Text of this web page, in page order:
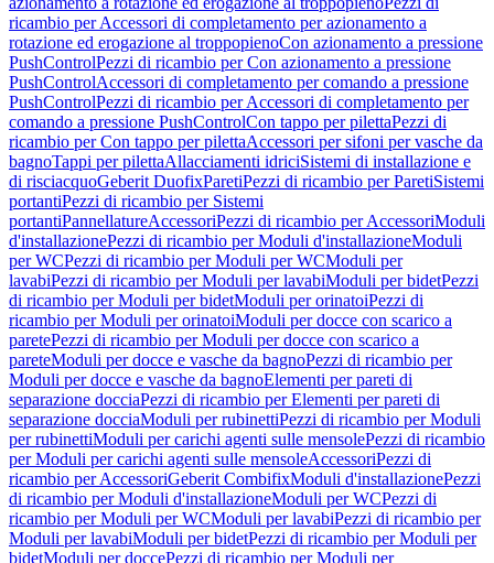
ricambio per Accessori di completamento per azionamento a
rotazione ed erogazione al troppopienoCon azionamento a pressione
PushControlPezzi di ricambio per Con azionamento a pressione
PushControlAccessori di completamento per comando a pressione
PushControlPezzi di ricambio per Accessori di completamento per
comando a pressione PushControlCon tappo per pilettaPezzi di
ricambio per Con tappo per pilettaAccessori per sifoni per vasche da
bagnoTappi per pilettaAllacciamenti idriciSistemi di installazione e
di risciacquoGeberit DuofixParetiPezzi di ricambio per ParetiSistemi
portantiPezzi di ricambio per Sistemi
portantiPannellatureAccessoriPezzi di ricambio per AccessoriModuli
d'installazionePezzi di ricambio per Moduli d'installazioneModuli
per WCPezzi di ricambio per Moduli per WCModuli per
lavabiPezzi di ricambio per Moduli per lavabiModuli per bidetPezzi
di ricambio per Moduli per bidetModuli per orinatoiPezzi di
ricambio per Moduli per orinatoiModuli per docce con scarico a
paretePezzi di ricambio per Moduli per docce con scarico a
pareteModuli per docce e vasche da bagnoPezzi di ricambio per
Moduli per docce e vasche da bagnoElementi per pareti di
separazione docciaPezzi di ricambio per Elementi per pareti di
separazione docciaModuli per rubinettiPezzi di ricambio per Moduli
per rubinettiModuli per carichi agenti sulle mensolePezzi di ricambio
per Moduli per carichi agenti sulle mensoleAccessoriPezzi di
ricambio per AccessoriGeberit CombifixModuli d'installazionePezzi
di ricambio per Moduli d'installazioneModuli per WCPezzi di
ricambio per Moduli per WCModuli per lavabiPezzi di ricambio per
Moduli per lavabiModuli per bidetPezzi di ricambio per Moduli per
bidetModuli per doccePezzi di ricambio per Moduli per